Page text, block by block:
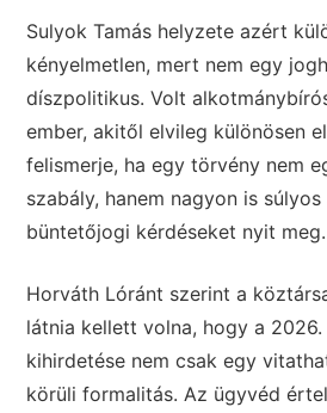
Sulyok Tamás helyzete azért
kényelmetlen, mert nem egy
díszpolitikus. Volt
ember, akitől elvileg különösen
felismerje, ha egy törvény nem
szabály, hanem nagyon is
büntetőjogi kérdéseket nyit meg.
Horváth Lóránt szerint a
látnia kellett volna, hogy a
kihirdetése nem csak egy
körüli formalitás. Az ügyvéd